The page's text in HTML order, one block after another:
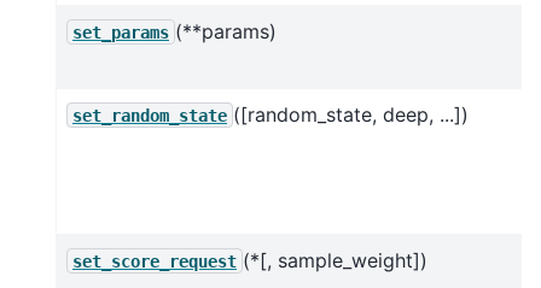
set_params (**params)
set_random_state ([random_state, deep, ...])
set_score_request (*[, sample_weight])